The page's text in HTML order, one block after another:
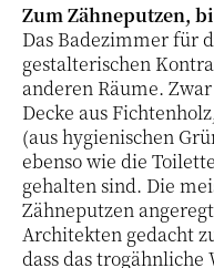
Zum Zähneputzen,
Das Badezimmer für
gestalterischen
anderen Räume.
Decke aus
(aus hygienischen
ebenso wie die
gehalten sind. Die
Zähneputzen
Architekten gedacht
dass das trogähnliche